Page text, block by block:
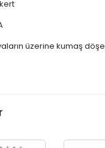
üzerine kumaş